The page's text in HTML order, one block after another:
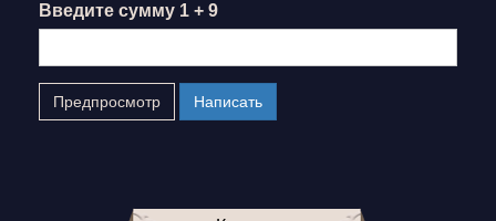
Введите сумму 1 + 9